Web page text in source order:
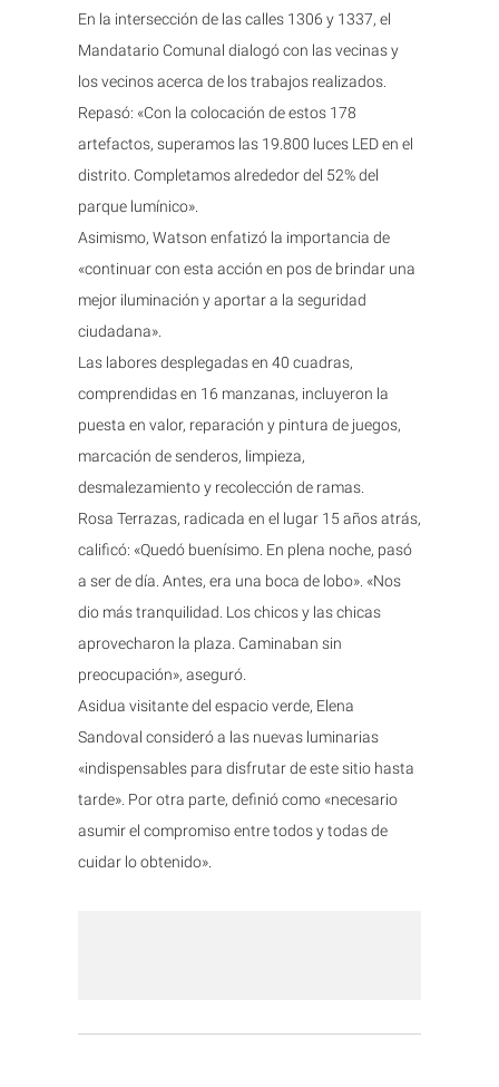
En la intersección de las calles 1306 y 1337, el
Mandatario Comunal dialogó con las vecinas y
los vecinos acerca de los trabajos realizados.
Repasó: «Con la colocación de estos 178
artefactos, superamos las 19.800 luces LED en el
distrito. Completamos alrededor del 52% del
parque lumínico».
Asimismo, Watson enfatizó la importancia de
«continuar con esta acción en pos de brindar una
mejor iluminación y aportar a la seguridad
ciudadana».
Las labores desplegadas en 40 cuadras,
comprendidas en 16 manzanas, incluyeron la
puesta en valor, reparación y pintura de juegos,
marcación de senderos, limpieza,
desmalezamiento y recolección de ramas.
Rosa Terrazas, radicada en el lugar 15 años atrás,
calificó: «Quedó buenísimo. En plena noche, pasó
a ser de día. Antes, era una boca de lobo». «Nos
dio más tranquilidad. Los chicos y las chicas
aprovecharon la plaza. Caminaban sin
preocupación», aseguró.
Asidua visitante del espacio verde, Elena
Sandoval consideró a las nuevas luminarias
«indispensables para disfrutar de este sitio hasta
tarde». Por otra parte, definió como «necesario
asumir el compromiso entre todos y todas de
cuidar lo obtenido».